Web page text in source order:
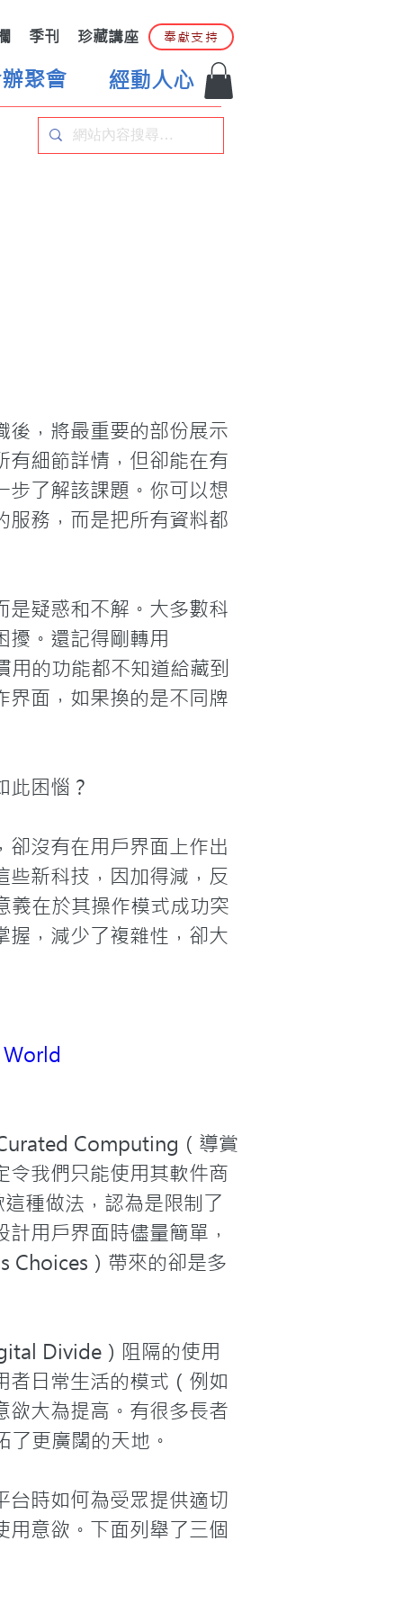
季刊 珍藏講座 奉獻支持
聚會 經動人心
後，將最重要的部份展示
有細節詳情，但卻能在有
步了解該課題。你可以想
服務，而是把所有資料都
是疑惑和不解。大多數科
擾。還記得剛轉用
的功能都不知道給藏到
界面，如果換的是不同牌
困惱？
卻沒有在用戶界面上作出
些新科技，因加得減，反
義在於其操作模式成功突
握，減少了複雜性，卻大
Computing（導賞
令我們只能使用其軟件商
種做法，認為是限制了
用戶界面時儘量簡單，
Choices）帶來的卻是多
Divide）阻隔的使用
者日常生活的模式（例如
欲大為提高。有很多長者
更廣闊的天地。
台時如何為受眾提供適切
用意欲。下面列舉了三個